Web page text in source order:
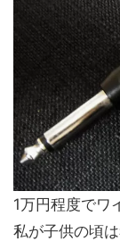
1万円程度でワ
私が子供の頃